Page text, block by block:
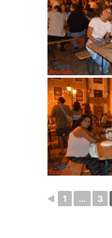
◄ 1 ... 3